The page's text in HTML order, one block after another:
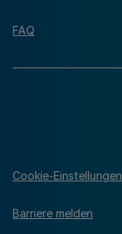
FAQ
Cookie-Einstellungen
Barriere melden